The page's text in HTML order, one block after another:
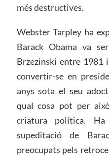
més destructives.
Webster Tarpley ha
Barack Obama va
Brzezinski entre 1981
convertir-se en
anys sota el seu
qual cosa pot per
criatura política.
supeditació de
preocupats pels